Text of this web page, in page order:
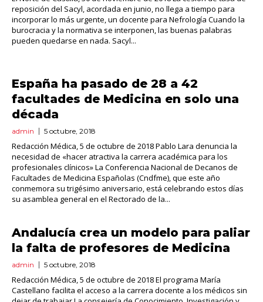
reposición del Sacyl, acordada en junio, no llega a tiempo para
incorporar lo más urgente, un docente para Nefrología Cuando la
burocracia y la normativa se interponen, las buenas palabras
pueden quedarse en nada. Sacyl...
España ha pasado de 28 a 42
facultades de Medicina en solo una
década
admin 5 octubre, 2018
Redacción Médica, 5 de octubre de 2018 Pablo Lara denuncia la
necesidad de «hacer atractiva la carrera académica para los
profesionales clínicos» La Conferencia Nacional de Decanos de
Facultades de Medicina Españolas (Cndfme), que este año
conmemora su trigésimo aniversario, está celebrando estos días
su asamblea general en el Rectorado de la...
Andalucía crea un modelo para paliar
la falta de profesores de Medicina
admin 5 octubre, 2018
Redacción Médica, 5 de octubre de 2018 El programa María
Castellano facilita el acceso a la carrera docente a los médicos sin